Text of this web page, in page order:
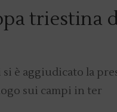
triestina
è aggiudicato la
sui campi in ter